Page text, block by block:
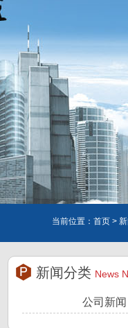
当前位置： 首页 >
新闻分类 News
公司新闻